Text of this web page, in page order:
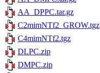
AA_DPPC.tar.gz
C2mimNTf2_GROW.tgz
C4mimNTf2.tgz
DLPC.zip
DMPC.zip